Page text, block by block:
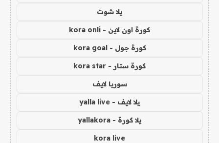
يلا شوت
كورة اون لاين - kora onli
كورة جول - kora goal
كورة ستار - kora star
سوريا لايف
يلا لايف - yalla live
يلا كورة - yallakora
kora live